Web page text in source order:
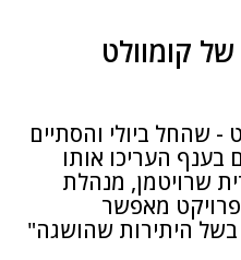
קומוולט
- שהחל ביולי והסתיים
בענף העריכו אותו
שרויטמן, מנהלת
מאפשר
בשל היתירות שהושגה"